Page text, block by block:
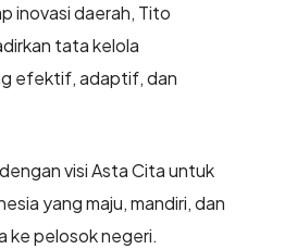
inovasi daerah, Tito
tata kelola
efektif, adaptif, dan
visi Asta Cita untuk
yang maju, mandiri, dan
ke pelosok negeri.